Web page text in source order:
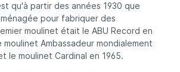
qu'à partir des années 1930 que
pour fabriquer des
moulinet était le ABU Record en
moulinet Ambassadeur mondialement
le moulinet Cardinal en 1965.